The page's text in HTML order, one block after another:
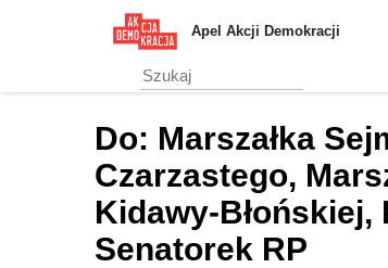
głównej
Apel Akcji Demokracji
Do: Marszałka
Czarzastego,
Kidawy-Błońskiej,
Senatorek RP